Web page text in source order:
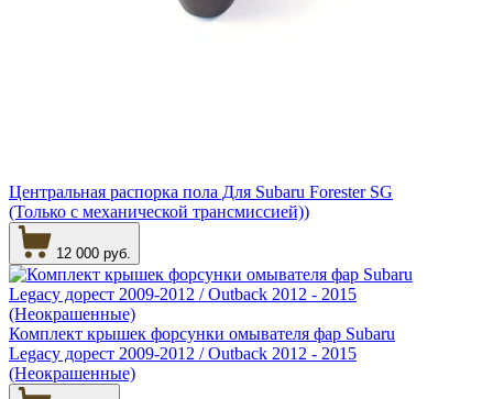
Центральная распорка пола Для Subaru Forester SG
(Только с механической трансмиссией))
12 000 руб.
Комплект крышек форсунки омывателя фар Subaru
Legacy дорест 2009-2012 / Outback 2012 - 2015
(Неокрашенные)